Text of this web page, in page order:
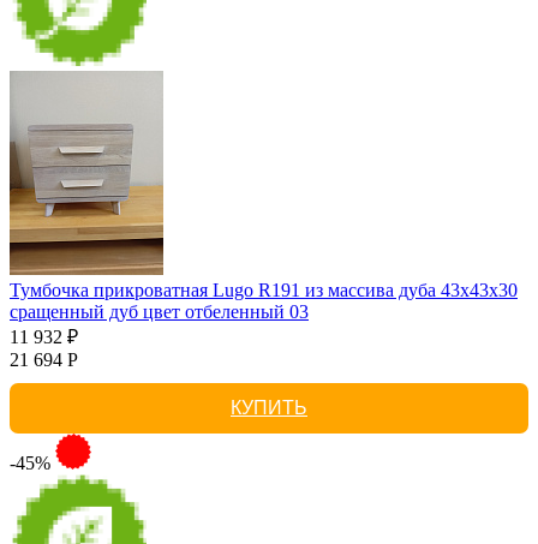
Тумбочка прикроватная Lugo R191 из массива дуба 43х43х30
сращенный дуб цвет отбеленный 03
11 932 ₽
21 694 Р
КУПИТЬ
-45%